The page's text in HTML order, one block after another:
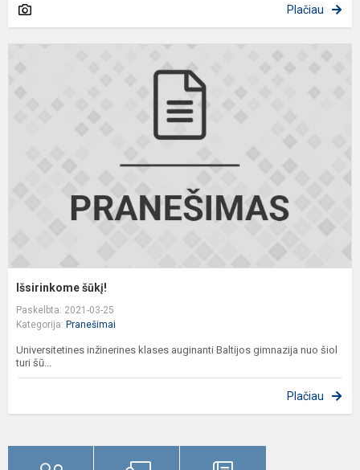
Plačiau
Išsirinkome šūkį!
Paskelbta: 2021-03-25
Kategorija: Pranešimai
Universitetines inžinerines klases auginanti Baltijos gimnazija nuo šiol
turi šū...
Plačiau